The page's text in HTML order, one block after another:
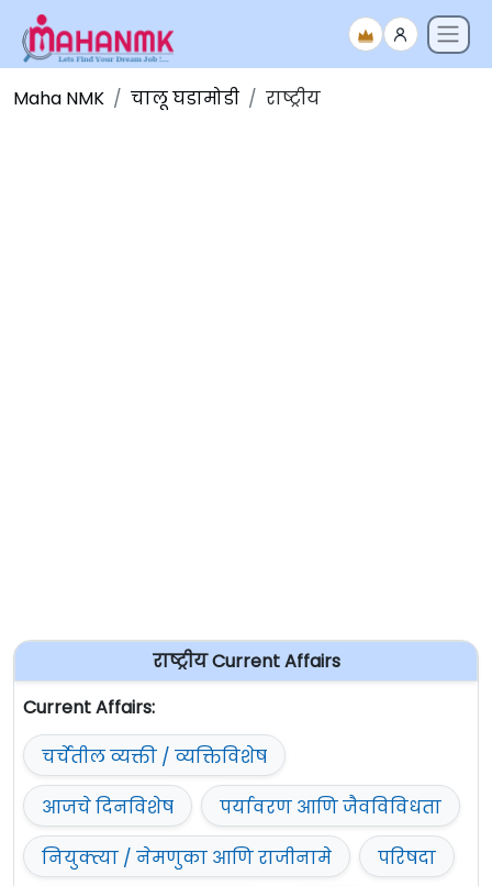
Maha NMK चालू घडामोडी राष्ट्रीय
राष्ट्रीय Current Affairs
Current Affairs:
चर्चेतील व्यक्ती / व्यक्तिविशेष
आजचे दिनविशेष
पर्यावरण आणि जैवविविधता
नियुक्त्या / नेमणुका आणि राजीनामे
परिषदा